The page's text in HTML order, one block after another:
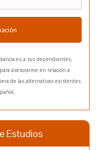
a sus dependientes,
asesorarme en relación a
de las alternativas existentes
Estudios